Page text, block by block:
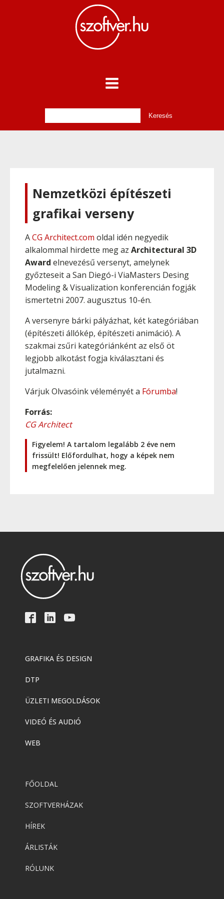
Nemzetközi építészeti
grafikai verseny
ACG Architect.com oldal idén negyedik
alkalommal hirdette meg az Architectural 3D
Award elnevezésű versenyt, amelynek
győzteseit a San Diegó-i ViaMasters Desing
Modeling & Visualization konferencián fogják
ismertetni 2007. augusztus 10-én.
A versenyre bárki pályázhat, két kategóriában
(építészeti állókép, építészeti animáció). A
szakmai zsűri kategóriánként az első öt
legjobb alkotást fogja kiválasztani és
jutalmazni.
Várjuk Olvasóink véleményét a Fórumba!
Forrás:
CG Architect
Figyelem! A tartalom legalább 2 éve nem
frissült! Előfordulhat, hogy a képek nem
megfelelően jelennek meg.
GRAFIKA ÉS DESIGN
DTP
ÜZLETI MEGOLDÁSOK
VIDEÓ ÉS AUDIÓ
WEB
FŐOLDAL
SZOFTVERHÁZAK
HÍREK
ÁRLISTÁK
RÓLUNK